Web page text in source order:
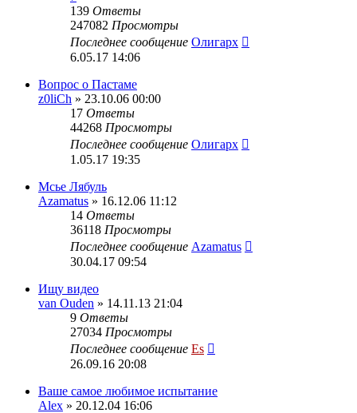
139 Ответы
247082 Просмотры
Последнее сообщение Олигарх
6.05.17 14:06
Вопрос о Пастаме
z0liCh » 23.10.06 00:00
17 Ответы
44268 Просмотры
Последнее сообщение Олигарх
1.05.17 19:35
Мсье Лябуль
Azamatus » 16.12.06 11:12
14 Ответы
36118 Просмотры
Последнее сообщение Azamatus
30.04.17 09:54
Ищу видео
van Ouden » 14.11.13 21:04
9 Ответы
27034 Просмотры
Последнее сообщение Es
26.09.16 20:08
Ваше самое любимое испытание
Alex » 20.12.04 16:06